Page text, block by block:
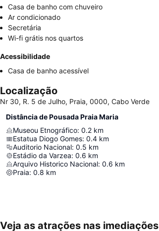
Casa de banho com chuveiro
Ar condicionado
Secretária
Wi-fi grátis nos quartos
Acessibilidade
Casa de banho acessível
Localização
Nr 30, R. 5 de Julho, Praia, 0000, Cabo Verde
Distância de Pousada Praia Maria
Museou Etnográfico: 0.2 km
Estatua Diogo Gomes: 0.4 km
Auditorio Nacional: 0.5 km
Estádio da Varzea: 0.6 km
Arquivo Historico Nacional: 0.6 km
Praia: 0.8 km
Veja as atrações nas imediações